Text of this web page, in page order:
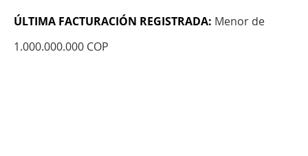
ÚLTIMA FACTURACIÓN REGISTRADA: Menor de
1.000.000.000 COP